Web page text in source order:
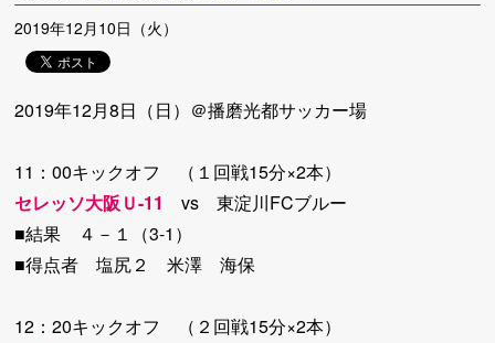
2019年12月10日（火）
2019年12月8日（日）＠播磨光都サッカー場
11：00キックオフ （１回戦15分×2本）
セレッソ大阪Ｕ-11
vs 東淀川FCブルー
■結果 ４－１（3-1）
■得点者 塩尻２ 米澤 海保
12：20キックオフ （２回戦15分×2本）